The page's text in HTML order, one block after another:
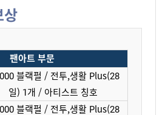
상
팬아트 부문
블랙펄 / 전투,생활 Plus(28
일) 1개 / 아티스트 칭호
블랙펄 / 전투,생활 Plus(28